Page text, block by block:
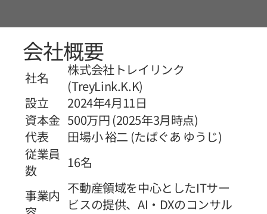
会社概要
社名
株式会社トレイリンク
(TreyLink.K.K)
​設立
2024年4月11日
資本金 500万円 (2025年3月時点)
​代表
田場小 裕二 (たばぐあ ゆうじ)
​従業員
数
16名
事業内 不動産領域を中心としたITサー
ビスの提供、AI・DXのコンサル